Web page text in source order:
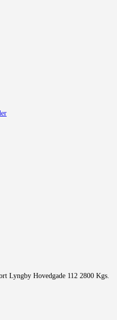
Lyngby Hovedgade 112 2800 Kgs.